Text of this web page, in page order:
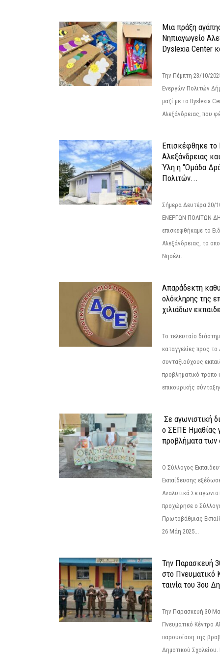
Μια πράξη
Νηπιαγωγείο
Dyslexia Center
Την Πέμπτη 23/10/
Ενεργών Πολιτών
μαζί με το Dyslexia
Αλεξάνδρειας, που
Επισκέφθηκε το
Αλεξάνδρειας
Ύλη η “Ομάδα
Πολιτών...
Σήμερα Δευτέρα
ΕΝΕΡΓΩΝ ΠΟΛΙΤΩΝ
επισκεφθήκαμε το
Αλεξάνδρειας, το
Νησέλι.
Απαράδεκτη
ολόκληρης της
χιλιάδων
Το τελευταίο
καταγγελίες προς
συνταξιούχους
προβληματικό τρόπο
επικουρικής
Σε αγωνιστική
ο ΣΕΠΕ Ημαθίας
προβλήματα των
Ο Σύλλογος
Εκπαίδευσης
Αναλυτικά Σε
προχώρησε ο
Πρωτοβάθμιας
26 Μάη 2025...
Την Παρασκευή
στο Πνευματικό
ταινία του 3ου
Την Παρασκευή 30
Πνευματικό Κέντρο
παρουσίαση της
Δημοτικού Σχολείου.